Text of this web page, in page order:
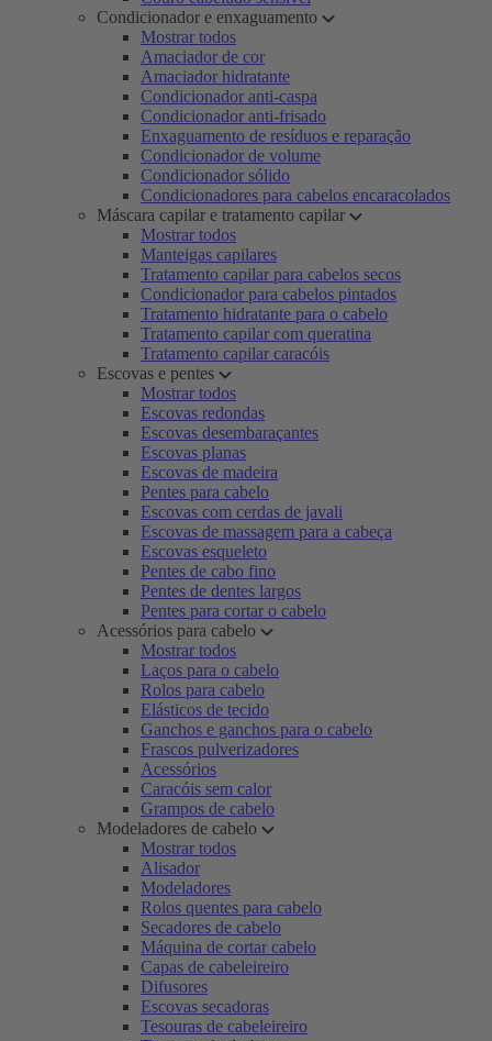
Condicionador e enxaguamento
Mostrar todos
Amaciador de cor
Amaciador hidratante
Condicionador anti-caspa
Condicionador anti-frisado
Enxaguamento de resíduos e reparação
Condicionador de volume
Condicionador sólido
Condicionadores para cabelos encaracolados
Máscara capilar e tratamento capilar
Mostrar todos
Manteigas capilares
Tratamento capilar para cabelos secos
Condicionador para cabelos pintados
Tratamento hidratante para o cabelo
Tratamento capilar com queratina
Tratamento capilar caracóis
Escovas e pentes
Mostrar todos
Escovas redondas
Escovas desembaraçantes
Escovas planas
Escovas de madeira
Pentes para cabelo
Escovas com cerdas de javali
Escovas de massagem para a cabeça
Escovas esqueleto
Pentes de cabo fino
Pentes de dentes largos
Pentes para cortar o cabelo
Acessórios para cabelo
Mostrar todos
Laços para o cabelo
Rolos para cabelo
Elásticos de tecido
Ganchos e ganchos para o cabelo
Frascos pulverizadores
Acessórios
Caracóis sem calor
Grampos de cabelo
Modeladores de cabelo
Mostrar todos
Alisador
Modeladores
Rolos quentes para cabelo
Secadores de cabelo
Máquina de cortar cabelo
Capas de cabeleireiro
Difusores
Escovas secadoras
Tesouras de cabeleireiro